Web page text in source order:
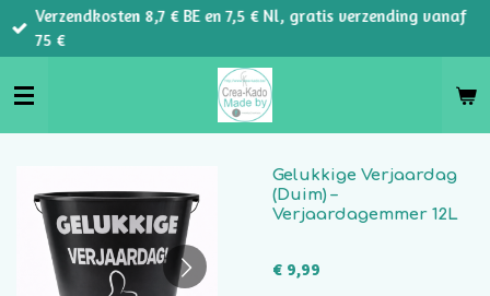
Ga
direct
de
Verzendkosten 8,7 € BE en 7,5 € Nl, gratis verzending vanaf
75 €
Gelukkige Verjaardag
(Duim) –
Verjaardagemmer 12L
€ 9,99